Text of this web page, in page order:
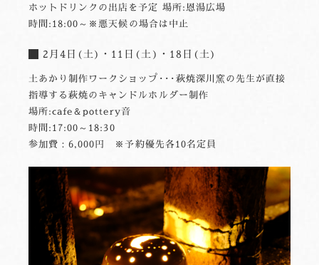
ホットドリンクの出店を予定 場所:恩湯広場
時間:18:00～※悪天候の場合は中止
2月4日(土)・11日(土)・18日(土)
土あかり制作ワークショップ･･･萩焼深川窯の先生が直接
指導する萩焼のキャンドルホルダー制作
場所:cafe＆pottery音
時間:17:00～18:30
参加費：6,000円 ※予約優先各10名定員